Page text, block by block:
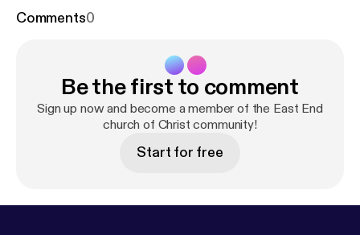
论。 该播客由加拿大多伦多的东方基督教会组成。
（www.eastendchurch.org）或我们的YouTube频道
（www.youtube.com/EastEndChurchofChrist）上
找到。
Comments0
Be the first to comment
Sign up now and become a member of the East End
church of Christ community!
Start for free